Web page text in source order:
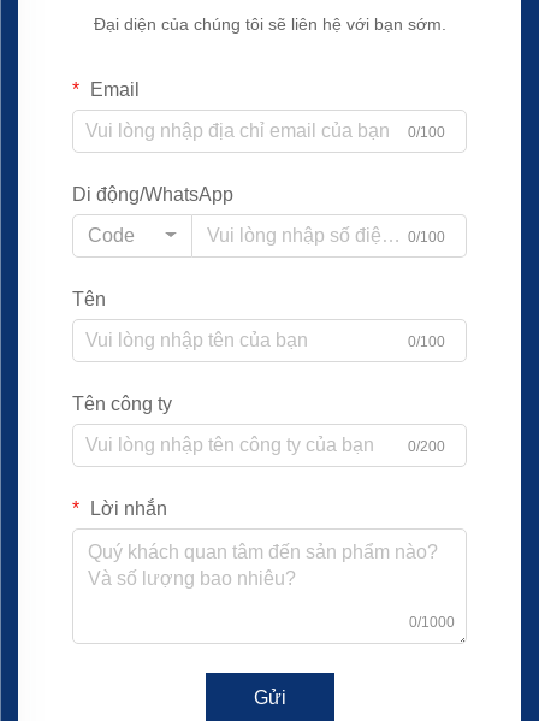
Đại diện của chúng tôi sẽ liên hệ với bạn sớm.
Email
0/100
Di động/WhatsApp
Code
0/100
Tên
0/100
Tên công ty
0/200
Lời nhắn
0/1000
Gửi